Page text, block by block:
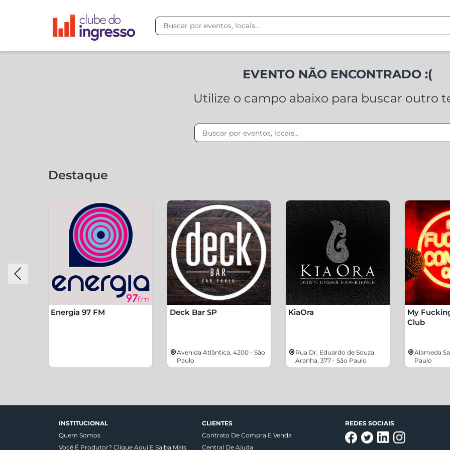
EVENTO NÃO ENCONTRADO :(
Utilize o campo abaixo para buscar outro
Destaque
Energia 97 FM Deck Bar SP
Avenida Atlântica, 4200 - São
Paulo
KiaOra
Rua Dr. Eduardo de Souza
Aranha, 377 - São Paulo
My
Club
Alameda
Paulo
INSTITUCIONAL
Quem Somos
Você É Produtor? Clique Aqui E Saiba Mais
CLIENTES
Contrato De Compra E Venda
Central De Ajuda
REDES SOCIAIS